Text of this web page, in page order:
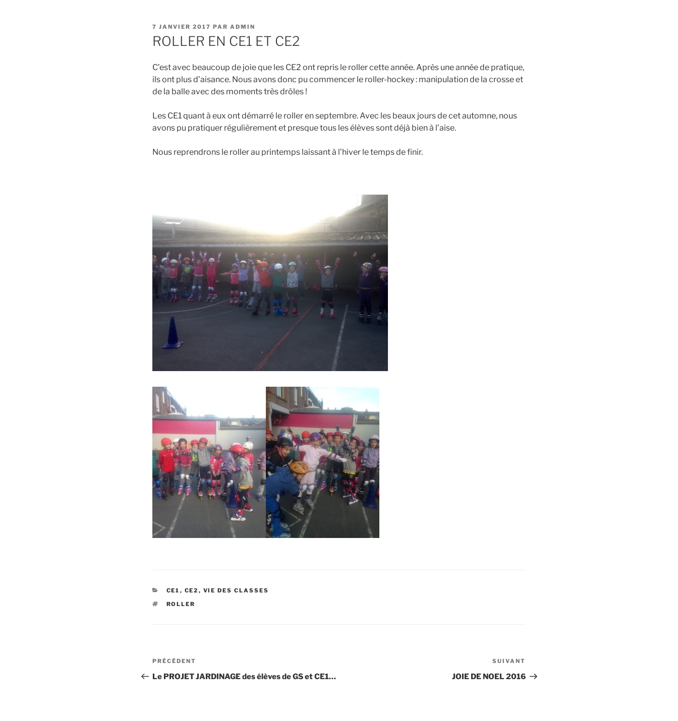
PUBLIÉ
LE
7 JANVIER 2017 PAR ADMIN
ROLLER EN CE1 ET CE2
C’est avec beaucoup de joie que les CE2 ont repris le roller cette année. Après une année de pratique,
ils ont plus d’aisance. Nous avons donc pu commencer le roller-hockey : manipulation de la crosse et
de la balle avec des moments très drôles !
Les CE1 quant à eux ont démarré le roller en septembre. Avec les beaux jours de cet automne, nous
avons pu pratiquer régulièrement et presque tous les élèves sont déjà bien à l’aise.
Nous reprendrons le roller au printemps laissant à l’hiver le temps de finir.
CATÉGORIES
CE1 , CE2 , VIE DES CLASSES
ÉTIQUETTES
ROLLER
Navigation
de
Article
précédent
PRÉCÉDENT
Le PROJET JARDINAGE des élèves de GS et CE1…
suivant
SUIVANT
JOIE DE NOEL 2016